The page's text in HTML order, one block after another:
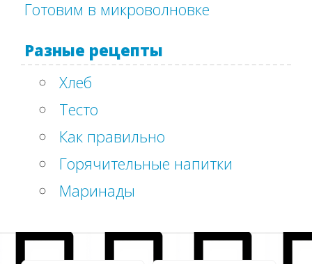
Готовим в микроволновке
Разные рецепты
Хлеб
Тесто
Как правильно
Горячительные напитки
Маринады